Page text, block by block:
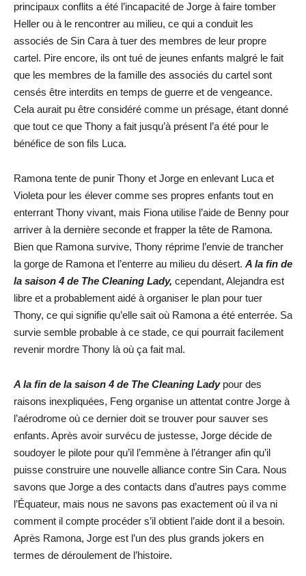
principaux conflits a été l’incapacité de Jorge à faire tomber
Heller ou à le rencontrer au milieu, ce qui a conduit les
associés de Sin Cara à tuer des membres de leur propre
cartel. Pire encore, ils ont tué de jeunes enfants malgré le fait
que les membres de la famille des associés du cartel sont
censés être interdits en temps de guerre et de vengeance.
Cela aurait pu être considéré comme un présage, étant donné
que tout ce que Thony a fait jusqu’à présent l’a été pour le
bénéfice de son fils Luca.
Ramona tente de punir Thony et Jorge en enlevant Luca et
Violeta pour les élever comme ses propres enfants tout en
enterrant Thony vivant, mais Fiona utilise l’aide de Benny pour
arriver à la dernière seconde et frapper la tête de Ramona.
Bien que Ramona survive, Thony réprime l’envie de trancher
la gorge de Ramona et l’enterre au milieu du désert. A la fin de
la saison 4 de The Cleaning Lady, cependant, Alejandra est
libre et a probablement aidé à organiser le plan pour tuer
Thony, ce qui signifie qu’elle sait où Ramona a été enterrée. Sa
survie semble probable à ce stade, ce qui pourrait facilement
revenir mordre Thony là où ça fait mal.
A la fin de la saison 4 de The Cleaning Ladypour des
raisons inexpliquées, Feng organise un attentat contre Jorge à
l’aérodrome où ce dernier doit se trouver pour sauver ses
enfants. Après avoir survécu de justesse, Jorge décide de
soudoyer le pilote pour qu’il l’emmène à l’étranger afin qu’il
puisse construire une nouvelle alliance contre Sin Cara. Nous
savons que Jorge a des contacts dans d’autres pays comme
l’Équateur, mais nous ne savons pas exactement où il va ni
comment il compte procéder s’il obtient l’aide dont il a besoin.
Après Ramona, Jorge est l’un des plus grands jokers en
termes de déroulement de l’histoire.